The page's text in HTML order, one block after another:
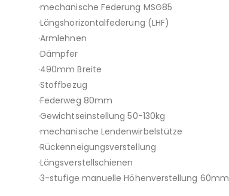
·mechanische Federung MSG85
·Längshorizontalfederung (LHF)
·Armlehnen
·Dämpfer
·490mm Breite
·Stoffbezug
·Federweg 80mm
·Gewichtseinstellung 50-130kg
·mechanische Lendenwirbelstütze
·Rückenneigungsverstellung
·Längsverstellschienen
·3-stufige manuelle Höhenverstellung 60mm